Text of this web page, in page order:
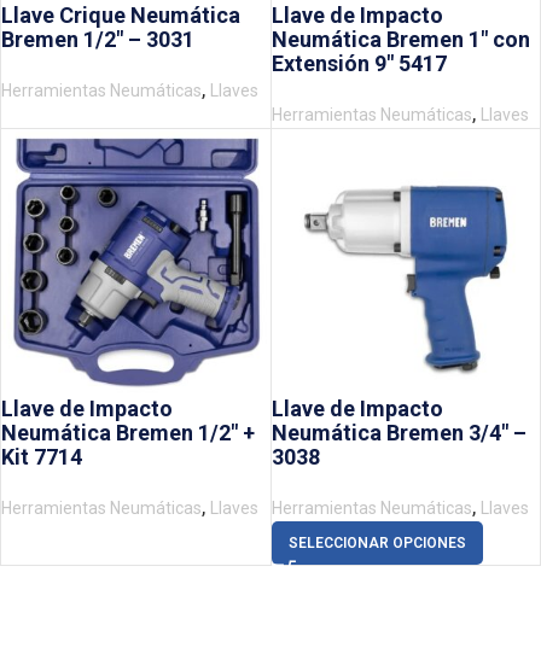
Llave Crique Neumática
Bremen 1/2″ – 3031
Herramientas Neumáticas, Llaves
Llave de Impacto
Neumática Bremen 1″ con
Extensión 9″ 5417
Herramientas Neumáticas, Llaves
Llave de Impacto
Neumática Bremen 1/2″ +
Kit 7714
Herramientas Neumáticas, Llaves
Llave de Impacto
Neumática Bremen 3/4″ –
3038
Herramientas Neumáticas, Llaves
SELECCIONAR OPCIONES